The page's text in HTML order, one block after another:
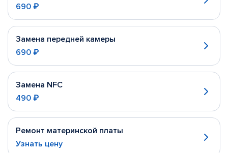
690 ₽
Замена передней камеры
690 ₽
Замена NFC
490 ₽
Ремонт материнской платы
Узнать цену